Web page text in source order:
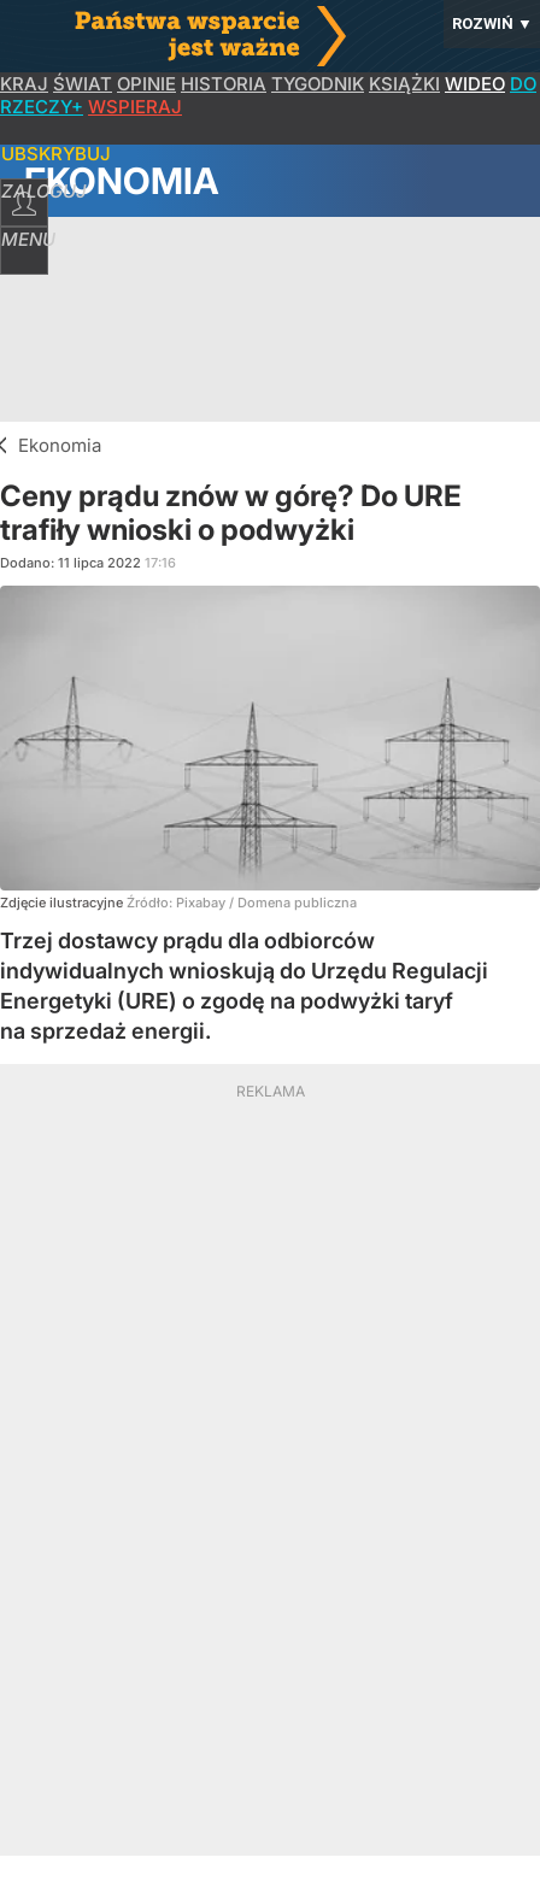
ROZWIŃ ▼
KRAJ ŚWIAT OPINIE HISTORIA TYGODNIK KSIĄŻKI WIDEO DO
RZECZY+ WSPIERAJ
ZALOGUJ
MENU
EKONOMIA
Ekonomia
Ceny prądu znów w górę? Do URE
trafiły wnioski o podwyżki
Dodano: 11 lipca 2022 17:16
Zdjęcie ilustracyjne Źródło: Pixabay / Domena publiczna
Trzej dostawcy prądu dla odbiorców
indywidualnych wnioskują do Urzędu Regulacji
Energetyki (URE) o zgodę na podwyżki taryf
na sprzedaż energii.